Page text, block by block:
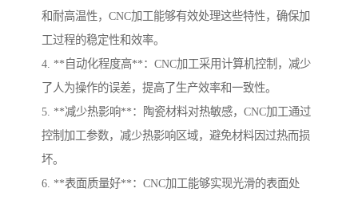
和耐高温性，CNC加工能够有效处理这些特性，确保加
工过程的稳定性和效率。
4. **自动化程度高**：CNC加工采用计算机控制，减少
了人为操作的误差，提高了生产效率和一致性。
5. **减少热影响**：陶瓷材料对热敏感，CNC加工通过
控制加工参数，减少热影响区域，避免材料因过热而损
坏。
6. **表面质量好**：CNC加工能够实现光滑的表面处